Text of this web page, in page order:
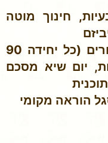
חינוך מוטה
9 יחידות בנות שני שיעורים (כל יחידה 90
יום שיא מסכם
הוראה מקומי